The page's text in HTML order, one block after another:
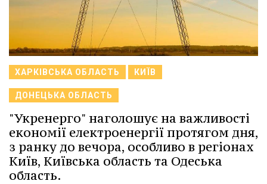
ХАРКІВСЬКА ОБЛАСТЬ КИЇВ
ДОНЕЦЬКА ОБЛАСТЬ
"Укренерго" наголошує на важливості
економії електроенергії протягом дня,
з ранку до вечора, особливо в регіонах
Київ, Київська область та Одеська
область.